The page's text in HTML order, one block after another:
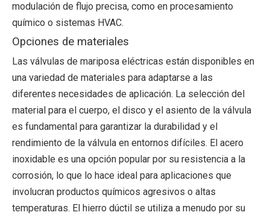
modulación de flujo precisa, como en procesamiento
químico o sistemas HVAC.
Opciones de materiales
Las válvulas de mariposa eléctricas están disponibles en
una variedad de materiales para adaptarse a las
diferentes necesidades de aplicación. La selección del
material para el cuerpo, el disco y el asiento de la válvula
es fundamental para garantizar la durabilidad y el
rendimiento de la válvula en entornos difíciles. El acero
inoxidable es una opción popular por su resistencia a la
corrosión, lo que lo hace ideal para aplicaciones que
involucran productos químicos agresivos o altas
temperaturas. El hierro dúctil se utiliza a menudo por su